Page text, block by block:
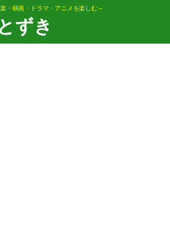
・映画・ドラマ・アニメを楽しむ～
ずき